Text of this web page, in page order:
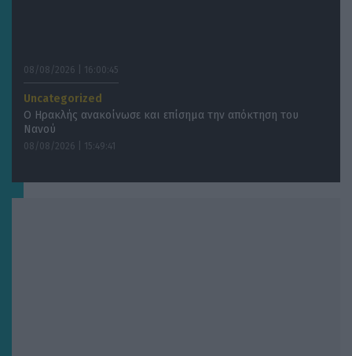
08/08/2026 | 16:00:45
Uncategorized
Ο Ηρακλής ανακοίνωσε και επίσημα την απόκτηση του
Νανού
08/08/2026 | 15:49:41